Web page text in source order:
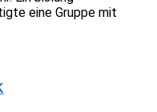
eine Gruppe mit